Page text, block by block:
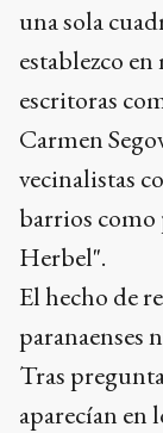
una sola
establezco
escritoras
Carmen
vecinalistas
barrios como
Herbel".
El hecho de
paranaenses
Tras
aparecían en